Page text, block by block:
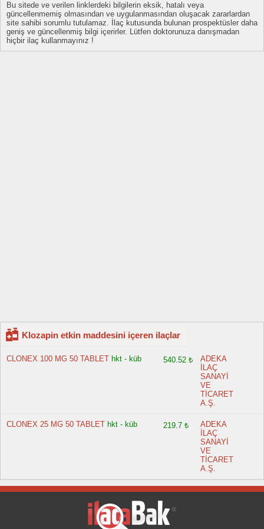
Bu sitede ve verilen linklerdeki bilgilerin eksik, hatalı veya
güncellenmemiş olmasından ve uygulanmasından oluşacak zararlardan
site sahibi sorumlu tutulamaz. İlaç kutusunda bulunan prospektüsler daha
geniş ve güncellenmiş bilgi içerirler. Lütfen doktorunuza danışmadan
hiçbir ilaç kullanmayınız !
Klozapin etkin maddesini içeren ilaçlar
CLONEX 100 MG 50 TABLET hkt - küb 540.52 ₺
ADEKA
İLAÇ
SANAYİ
VE
TİCARET
A.Ş.
CLONEX 25 MG 50 TABLET hkt - küb 219.7 ₺
ADEKA
İLAÇ
SANAYİ
VE
TİCARET
A.Ş.